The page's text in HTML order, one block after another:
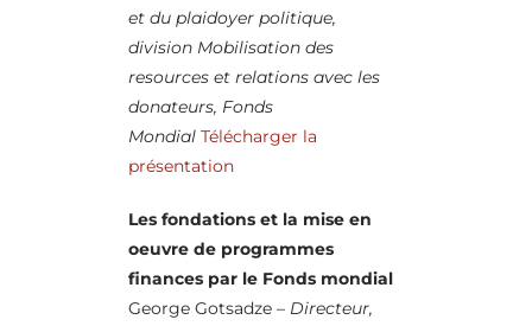
et du plaidoyer politique,
division Mobilisation des
resources et relations avec les
donateurs, Fonds
Mondial Télécharger la
présentation
Les fondations et la mise en
oeuvre de programmes
finances par le Fonds mondial
George Gotsadze – Directeur,